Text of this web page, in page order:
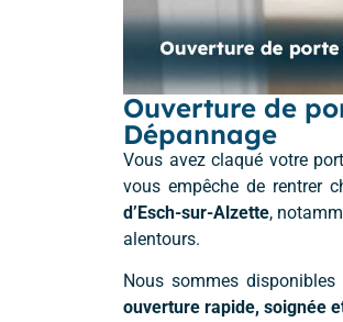
Ouverture de
Dépannage
Vous avez claqué votre
vous empêche de rentrer
d’Esch-sur-Alzette,
alentours.
Nous sommes disponibles
ouverture rapide, soignée